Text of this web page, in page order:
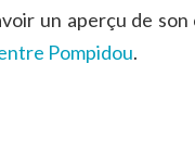
un aperçu de
Pompidou.